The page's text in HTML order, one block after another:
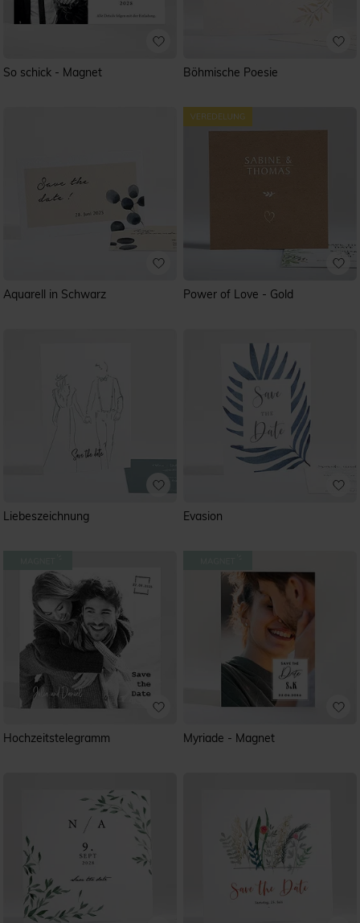
So schick - Magnet Böhmische Poesie
Aquarell in Schwarz Power of Love - Gold
Liebeszeichnung Evasion
Hochzeitstelegramm Myriade - Magnet